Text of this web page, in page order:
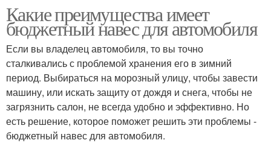
Какие преимущества имеет
бюджетный навес для автомобиля
Если вы владелец автомобиля, то вы точно
сталкивались с проблемой хранения его в зимний
период. Выбираться на морозный улицу, чтобы завести
машину, или искать защиту от дождя и снега, чтобы не
загрязнить салон, не всегда удобно и эффективно. Но
есть решение, которое поможет решить эти проблемы -
бюджетный навес для автомобиля.